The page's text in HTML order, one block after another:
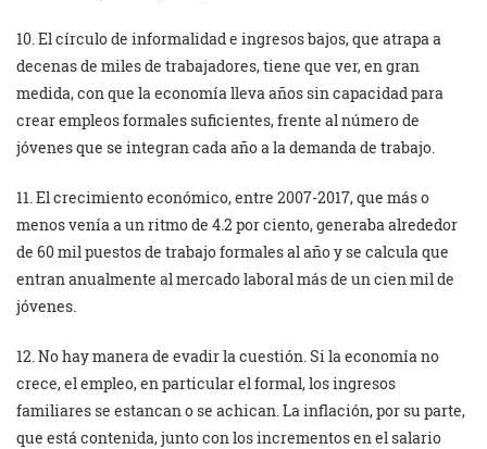
10. El círculo de informalidad e ingresos bajos, que atrapa a
decenas de miles de trabajadores, tiene que ver, en gran
medida, con que la economía lleva años sin capacidad para
crear empleos formales suficientes, frente al número de
jóvenes que se integran cada año a la demanda de trabajo.
11. El crecimiento económico, entre 2007-2017, que más o
menos venía a un ritmo de 4.2 por ciento, generaba alrededor
de 60 mil puestos de trabajo formales al año y se calcula que
entran anualmente al mercado laboral más de un cien mil de
jóvenes.
12. No hay manera de evadir la cuestión. Si la economía no
crece, el empleo, en particular el formal, los ingresos
familiares se estancan o se achican. La inflación, por su parte,
que está contenida, junto con los incrementos en el salario